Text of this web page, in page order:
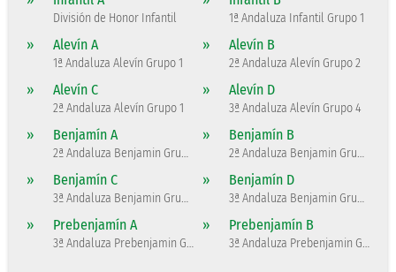
División de Honor Infantil 1ª Andaluza Infantil Grupo 1
» Alevín A
1ª Andaluza Alevín Grupo 1
» Alevín B
2ª Andaluza Alevín Grupo 2
» Alevín C
2ª Andaluza Alevín Grupo 1
» Alevín D
3ª Andaluza Alevín Grupo 4
» Benjamín A
2ª Andaluza Benjamin Grupo 2
» Benjamín B
2ª Andaluza Benjamin Grupo 1
» Benjamín C
3ª Andaluza Benjamin Grupo 1
» Benjamín D
3ª Andaluza Benjamin Grupo 4
» Prebenjamín A
3ª Andaluza Prebenjamin Grupo 2
» Prebenjamín B
3ª Andaluza Prebenjamin Grupo 1